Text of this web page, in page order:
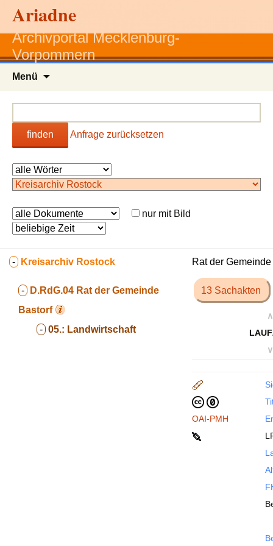
Ariadne
Archivportal Mecklenburg-
Vorpommern
Menü
finden Anfrage zurücksetzen
nur mit Bild
- Kreisarchiv Rostock
- D.RdG.04 Rat der Gemeinde
Bastorf
- 05.: Landwirtschaft
Rat der
13 Sachakten
∧
∨
OAI-PMH